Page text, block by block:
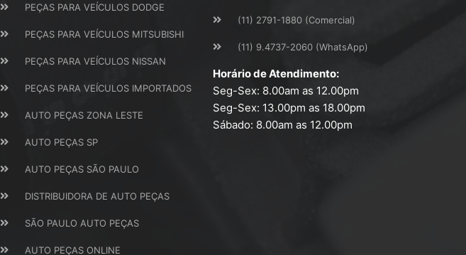
PEÇAS PARA VEÍCULOS DODGE
PEÇAS PARA VEÍCULOS MITSUBISHI
PEÇAS PARA VEÍCULOS NISSAN
PEÇAS PARA VEÍCULOS IMPORTADOS
AUTO PEÇAS ZONA LESTE
AUTO PEÇAS SP
AUTO PEÇAS SÃO PAULO
DISTRIBUIDORA DE AUTO PEÇAS
SÃO PAULO AUTO PEÇAS
AUTO PEÇAS ONLINE
(11) 2791-1880 (Comercial)
(11) 9.4737-2060 (WhatsApp)
Horário de Atendimento:
Seg-Sex: 8.00am as 12.00pm
Seg-Sex: 13.00pm as 18.00pm
Sábado: 8.00am as 12.00pm